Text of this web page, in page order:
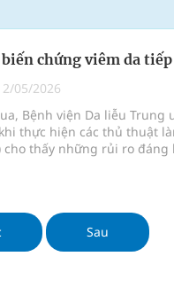
thực tế
ung thư
Của Các Loài Nhân
nhiệt độ cao nhất 35 độ
chứng viêm da
05/2026
Bệnh viện Da liễu
thực hiện các thủ thuật
cho thấy những rủi ro
Sau